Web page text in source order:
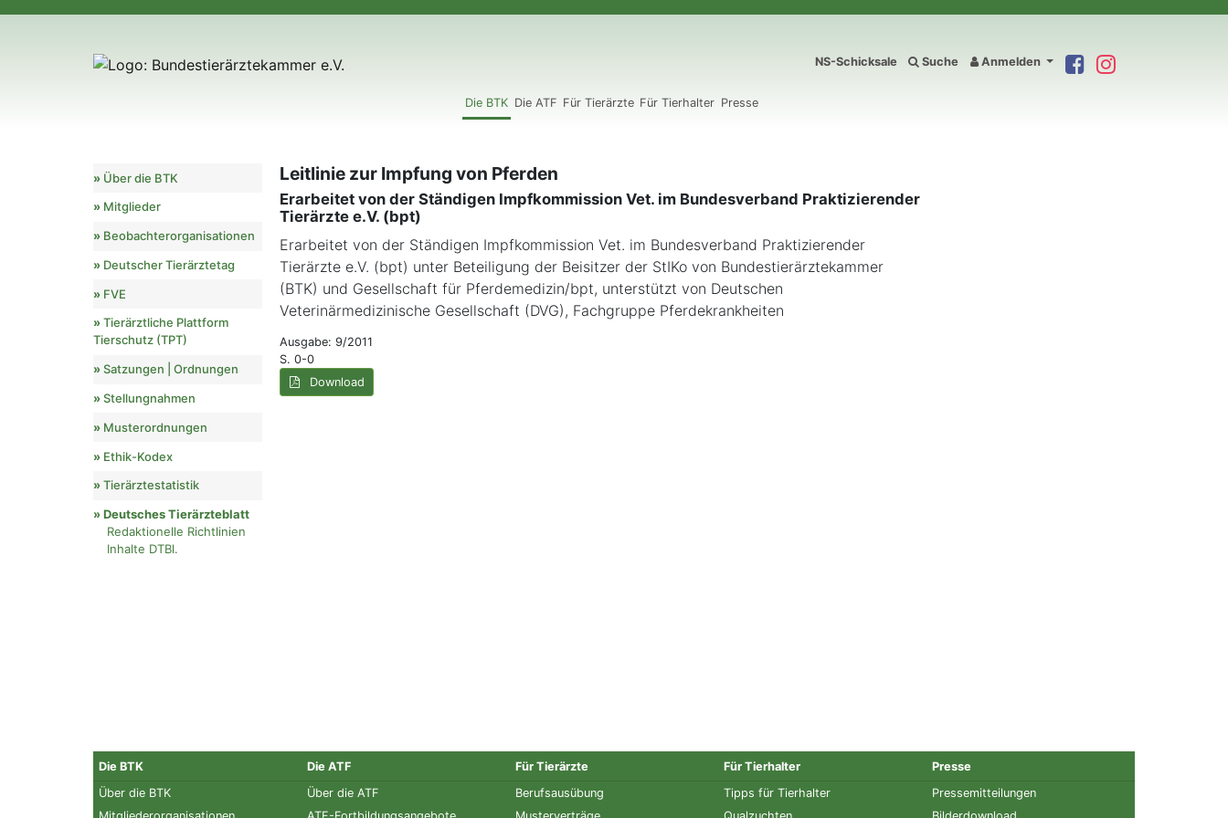
NS-Schicksale Suche Anmelden
Die BTK Die ATF Für Tierärzte Für Tierhalter Presse
Über die BTK
Mitglieder
Beobachterorganisationen
Deutscher Tierärztetag
FVE
Tierärztliche Plattform
Tierschutz (TPT)
Satzungen | Ordnungen
Stellungnahmen
Musterordnungen
Ethik-Kodex
Tierärztestatistik
Deutsches Tierärzteblatt
Redaktionelle Richtlinien
Inhalte DTBl.
Leitlinie zur Impfung von Pferden
Erarbeitet von der Ständigen Impfkommission Vet. im Bundesverband Praktizierender
Tierärzte e.V. (bpt)
Erarbeitet von der Ständigen Impfkommission Vet. im Bundesverband Praktizierender
Tierärzte e.V. (bpt) unter Beteiligung der Beisitzer der StIKo von Bundestierärztekammer
(BTK) und Gesellschaft für Pferdemedizin/bpt, unterstützt von Deutschen
Veterinärmedizinische Gesellschaft (DVG), Fachgruppe Pferdekrankheiten
Ausgabe: 9/2011
S. 0-0
Download
Die BTK
Über die BTK
Die ATF
Über die ATF
Für Tierärzte
Berufsausübung
Für Tierhalter
Tipps für Tierhalter
Presse
Pressemitteilungen